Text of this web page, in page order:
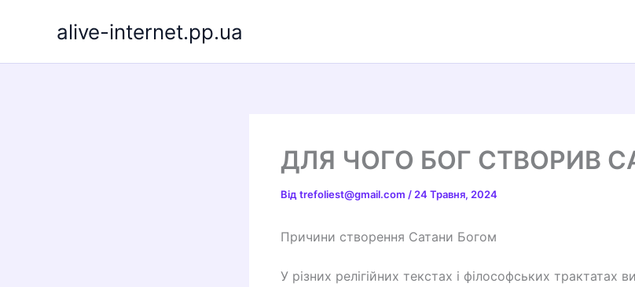
alive-internet.pp.ua
ДЛЯ ЧОГО БОГ СТВОРИВ
Від trefoliest@gmail.com / 24 Травня, 2024
Причини створення Сатани Богом
У різних релігійних текстах і філософських трактатах